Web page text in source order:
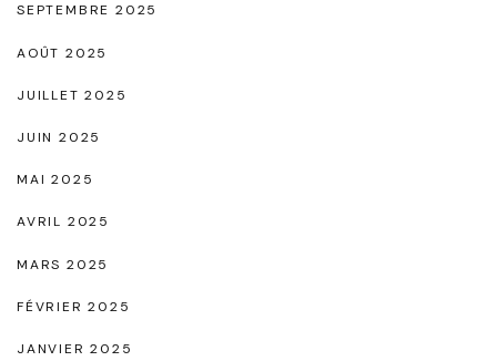
p
M
SEPTEMBRE 2025
AOÛT 2025
JUILLET 2025
JUIN 2025
MAI 2025
AVRIL 2025
MARS 2025
FÉVRIER 2025
JANVIER 2025